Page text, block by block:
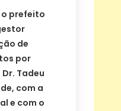
o prefeito
de
por
Tadeu
com a
e com o